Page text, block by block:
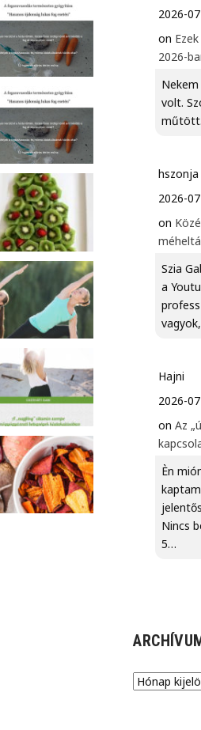
2026-
on
2026-
volt.
hszonja
2026-
on
Szia
a
Hajni
2026-
onAz
Èn
Nincs
5…
Archívum